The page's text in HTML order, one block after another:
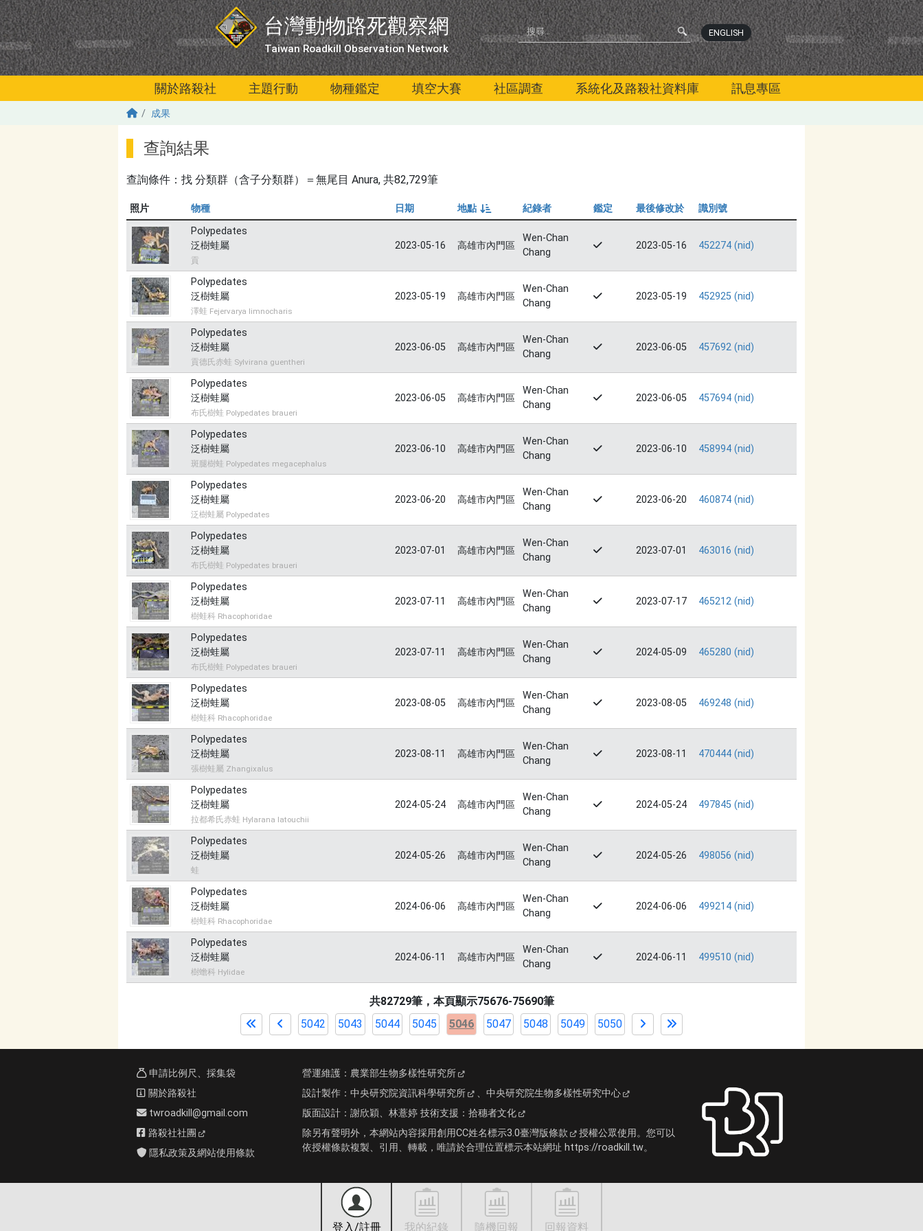
移至主內容
台灣動物路死觀察網
Taiwan Roadkill Observation Network
ENGLISH
關於路殺社 主題行動 物種鑑定 填空大賽 社區調查 系統化及路殺社資料庫 訊息專區
成果
查詢結果
查詢條件：找 分類群（含子分類群）＝無尾目 Anura, 共82,729筆
照片 物種 日期
地點
由小到大
紀錄者 鑑定 最後修改於
識別號
Polypedates
泛樹蛙屬
貢
2023-05-16 高雄市內門區
Wen-Chan
Chang
2023-05-16 452274 (nid)
Polypedates
泛樹蛙屬
澤蛙 Fejervarya limnocharis
2023-05-19 高雄市內門區
Wen-Chan
Chang
2023-05-19 452925 (nid)
Polypedates
泛樹蛙屬
貢德氏赤蛙 Sylvirana guentheri
2023-06-05 高雄市內門區
Wen-Chan
Chang
2023-06-05 457692 (nid)
Polypedates
泛樹蛙屬
布氏樹蛙 Polypedates braueri
2023-06-05 高雄市內門區
Wen-Chan
Chang
2023-06-05 457694 (nid)
Polypedates
泛樹蛙屬
斑腿樹蛙 Polypedates megacephalus
2023-06-10 高雄市內門區
Wen-Chan
Chang
2023-06-10 458994 (nid)
Polypedates
泛樹蛙屬
泛樹蛙屬 Polypedates
2023-06-20 高雄市內門區
Wen-Chan
Chang
2023-06-20 460874 (nid)
Polypedates
泛樹蛙屬
布氏樹蛙 Polypedates braueri
2023-07-01 高雄市內門區
Wen-Chan
Chang
2023-07-01 463016 (nid)
Polypedates
泛樹蛙屬
樹蛙科 Rhacophoridae
2023-07-11 高雄市內門區
Wen-Chan
Chang
2023-07-17 465212 (nid)
Polypedates
泛樹蛙屬
布氏樹蛙 Polypedates braueri
2023-07-11 高雄市內門區
Wen-Chan
Chang
2024-05-09 465280 (nid)
Polypedates
泛樹蛙屬
樹蛙科 Rhacophoridae
2023-08-05 高雄市內門區
Wen-Chan
Chang
2023-08-05 469248 (nid)
Polypedates
泛樹蛙屬
張樹蛙屬 Zhangixalus
2023-08-11 高雄市內門區
Wen-Chan
Chang
2023-08-11 470444 (nid)
Polypedates
泛樹蛙屬
拉都希氏赤蛙 Hylarana latouchii
2024-05-24 高雄市內門區
Wen-Chan
Chang
2024-05-24 497845 (nid)
Polypedates
泛樹蛙屬
蛙
2024-05-26 高雄市內門區
Wen-Chan
Chang
2024-05-26 498056 (nid)
Polypedates
泛樹蛙屬
樹蛙科 Rhacophoridae
2024-06-06 高雄市內門區
Wen-Chan
Chang
2024-06-06 499214 (nid)
Polypedates
泛樹蛙屬
樹蟾科 Hylidae
2024-06-11 高雄市內門區
Wen-Chan
Chang
2024-06-11 499510 (nid)
共82729筆，本頁顯示75676-75690筆
5042
5043 5044 5045 5046 5047 5048 5049 5050
登入/註冊 我的紀錄 隨機回報 回報資料
申請比例尺、採集袋
關於路殺社
twroadkill@gmail.com
路殺社社團
隱私政策及網站使用條款
營運維護： 農業部生物多樣性研究所
設計製作： 中央研究院資訊科學研究所 、 中央研究院生物多樣性研究中心
版面設計： 謝欣穎、林薏婷 技術支援： 拾穗者文化
除另有聲明外，本網站內容採用創用CC姓名標示3.0臺灣版條款
授權公眾使用。您可以
依授權條款複製、引用、轉載，唯請於合理位置標示本站網址 https://roadkill.tw。